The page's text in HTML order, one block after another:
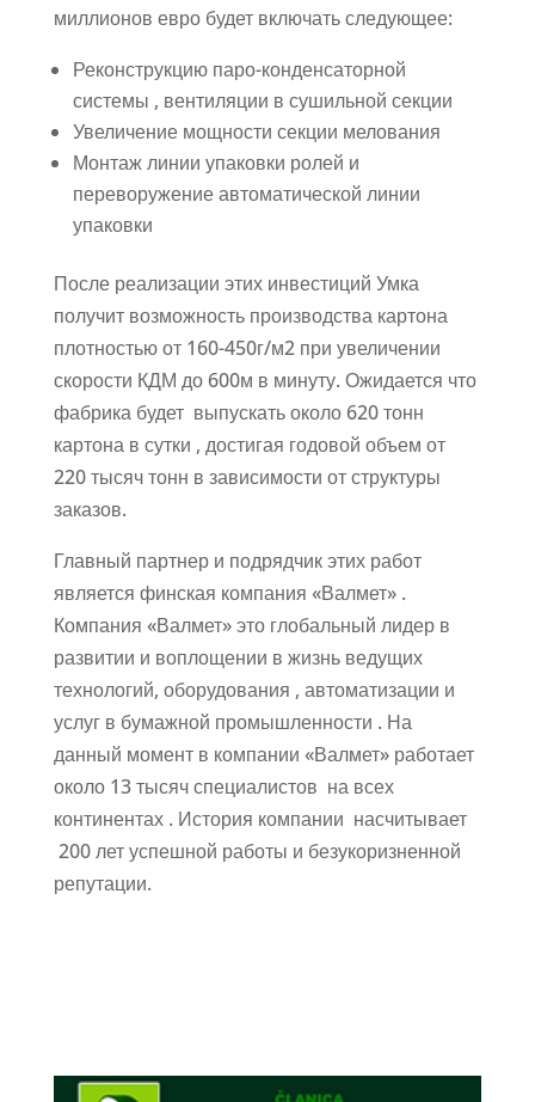
миллионов евро будет включать следующее:
Реконструкцию паро-конденсаторной
системы , вентиляции в сушильной секции
Увеличение мощности секции мелования
Монтаж линии упаковки ролей и
переворужение автоматической линии
упаковки
После реализации этих инвестиций Умка
получит возможность производства картона
плотностью от 160-450г/м2 при увеличении
скорости КДМ до 600м в минуту. Ожидается что
фабрика будет выпускать около 620 тонн
картона в сутки , достигая годовой объем от
220 тысяч тонн в зависимости от структуры
заказов.
Главный партнер и подрядчик этих работ
является финская компания «Валмет» .
Компания «Валмет» это глобальный лидер в
развитии и воплощении в жизнь ведущих
технологий, оборудования , автоматизации и
услуг в бумажной промышленности . На
данный момент в компании «Валмет» работает
около 13 тысяч специалистов на всех
континентах . История компании насчитывает
200 лет успешной работы и безукоризненной
репутации.